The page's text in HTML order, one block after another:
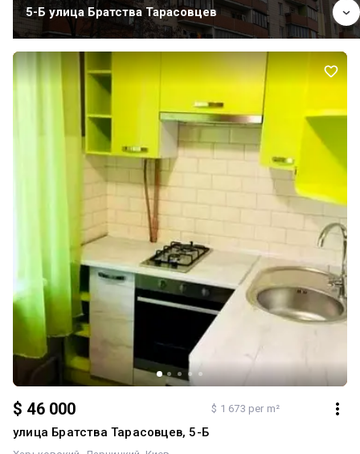
5-Б улица Братства Тарасовцев
$ 46 000 $ 1 673 per m²
улица Братства Тарасовцев, 5-Б